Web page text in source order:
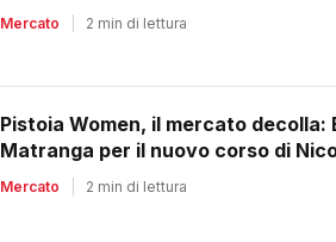
Mercato 2 min di lettura
Pistoia Women, il mercato decolla:
Matranga per il nuovo corso di
Mercato 2 min di lettura